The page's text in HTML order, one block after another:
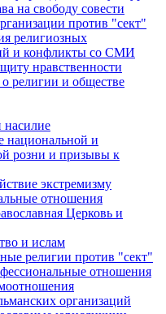
на свободу совести
против "сект"
религиозных
и конфликты со СМИ
нравственности
религии и обществе
насилие
национальной и
розни и призывы к
экстремизму
отношения
Церковь и
и ислам
религии против "сект"
отношения
организаций